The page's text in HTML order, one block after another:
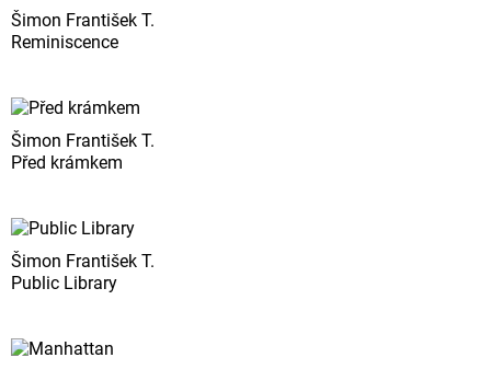
Šimon František T.
Reminiscence
Šimon František T.
Před krámkem
Šimon František T.
Public Library